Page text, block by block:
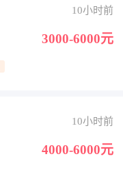
10小时前
3000-6000元
10小时前
4000-6000元